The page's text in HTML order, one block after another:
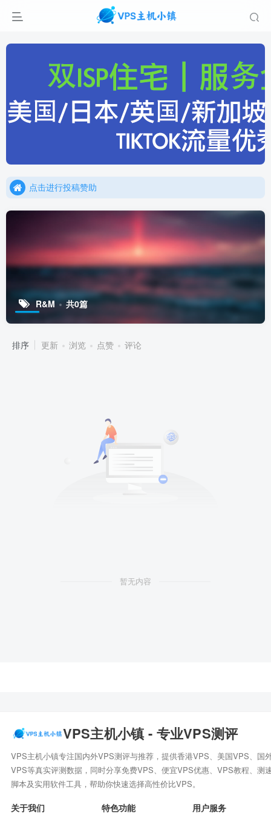
点击加入官方TG频道/聊天群
点击进行投稿赞助
点击加入官方TG频道/聊天群
R&M 共0篇
排序 更新 浏览 点赞 评论
暂无内容
VPS主机小镇 - 专业VPS测评
VPS主机小镇专注国内外VPS测评与推荐，提供香港VPS、美国VPS、国
VPS等真实评测数据，同时分享免费VPS、便宜VPS优惠、VPS教程、测
脚本及实用软件工具，帮助你快速选择高性价比VPS。
关于我们 特色功能 用户服务